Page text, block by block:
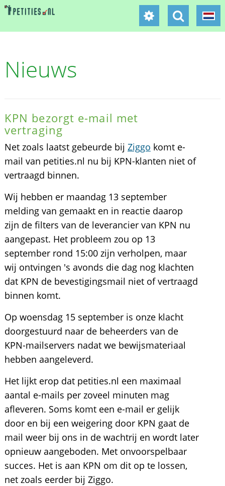
Nieuws
KPN bezorgt e-mail met
vertraging
Net zoals laatst gebeurde bij Ziggo komt e-
mail van petities.nl nu bij KPN-klanten niet of
vertraagd binnen.
Wij hebben er maandag 13 september
melding van gemaakt en in reactie daarop
zijn de filters van de leverancier van KPN nu
aangepast. Het probleem zou op 13
september rond 15:00 zijn verholpen, maar
wij ontvingen 's avonds die dag nog klachten
dat KPN de bevestigingsmail niet of vertraagd
binnen komt.
Op woensdag 15 september is onze klacht
doorgestuurd naar de beheerders van de
KPN-mailservers nadat we bewijsmateriaal
hebben aangeleverd.
Het lijkt erop dat petities.nl een maximaal
aantal e-mails per zoveel minuten mag
afleveren. Soms komt een e-mail er gelijk
door en bij een weigering door KPN gaat de
mail weer bij ons in de wachtrij en wordt later
opnieuw aangeboden. Met onvoorspelbaar
succes. Het is aan KPN om dit op te lossen,
net zoals eerder bij Ziggo.